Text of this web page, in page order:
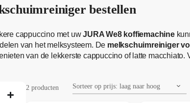
bestellen
cappuccino met uwJURA We8 koffiemachine
van het melksysteem. De melkschuimreiniger
van de lekkerste cappuccino of latte
2 producten